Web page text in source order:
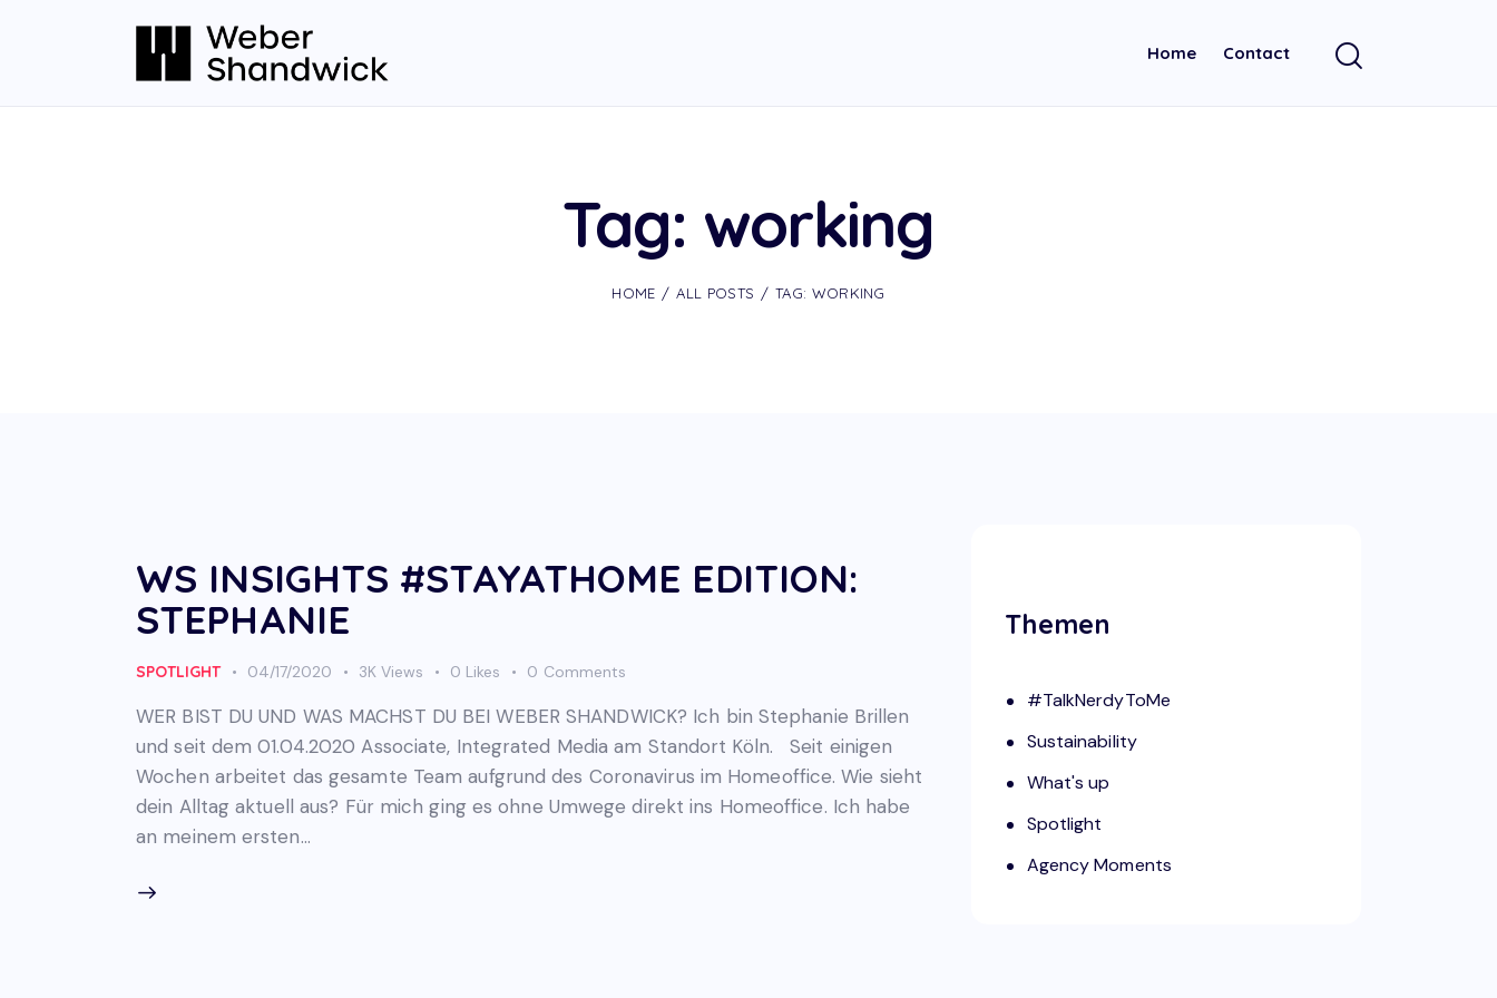
Home Contact
Tag: working
HOME ALL POSTS TAG: WORKING
WS INSIGHTS #STAYATHOME EDITION:
STEPHANIE
SPOTLIGHT 04/17/2020 3K Views 0 Likes 0 Comments
WER BIST DU UND WAS MACHST DU BEI WEBER SHANDWICK? Ich bin Stephanie Brillen
und seit dem 01.04.2020 Associate, Integrated Media am Standort Köln. Seit einigen
Wochen arbeitet das gesamte Team aufgrund des Coronavirus im Homeoffice. Wie sieht
dein Alltag aktuell aus? Für mich ging es ohne Umwege direkt ins Homeoffice. Ich habe
an meinem ersten…
Themen
#TalkNerdyToMe
Sustainability
What's up
Spotlight
Agency Moments